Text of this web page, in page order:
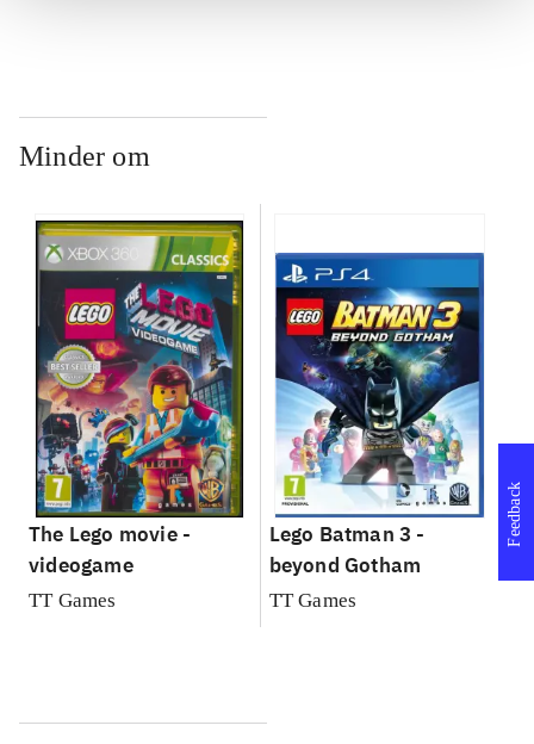
Minder om
The Lego movie -
videogame
TT Games
Lego Batman 3 -
beyond Gotham
TT Games
Feedback